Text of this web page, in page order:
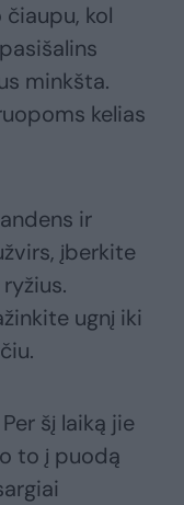
kol
minkšta.
kelias
ir
įberkite
ugnį iki
šį laiką jie
to į puodą